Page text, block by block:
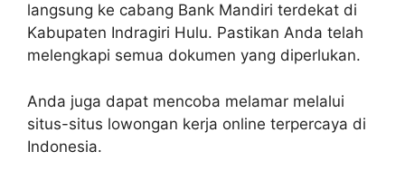
langsung ke cabang Bank Mandiri terdekat di
Kabupaten Indragiri Hulu. Pastikan Anda telah
melengkapi semua dokumen yang diperlukan.
Anda juga dapat mencoba melamar melalui
situs-situs lowongan kerja online terpercaya di
Indonesia.